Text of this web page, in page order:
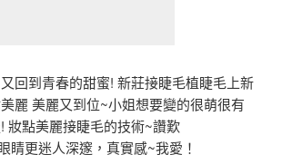
回到青春的甜蜜! 新莊接睫毛植睫毛上新
麗 美麗又到位~小姐想要變的很萌很有
妝點美麗接睫毛的技術~讚歎
睛更迷人深邃，真實感~我愛！